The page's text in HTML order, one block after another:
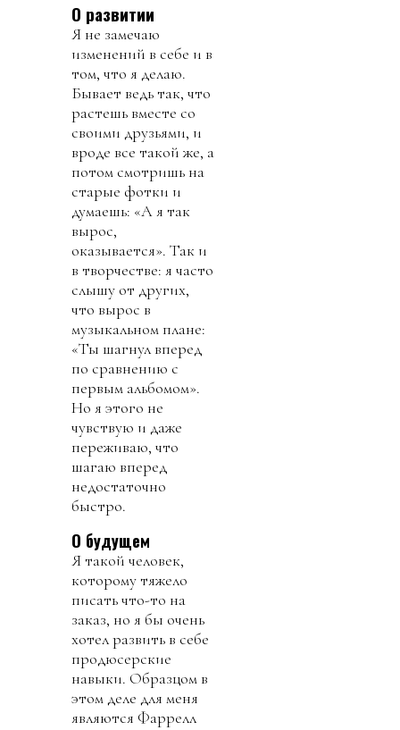
О развитии
Я не замечаю
изменений в себе и в
том, что я делаю.
Бывает ведь так, что
растешь вместе со
своими друзьями, и
вроде все такой же, а
потом смотришь на
старые фотки и
думаешь: «А я так
вырос,
оказывается». Так и
в творчестве: я часто
слышу от других,
что вырос в
музыкальном плане:
«Ты шагнул вперед
по сравнению с
первым альбомом».
Но я этого не
чувствую и даже
переживаю, что
шагаю вперед
недостаточно
быстро.
О будущем
Я такой человек,
которому тяжело
писать что-то на
заказ, но я бы очень
хотел развить в себе
продюсерские
навыки. Образцом в
этом деле для меня
являются Фаррелл